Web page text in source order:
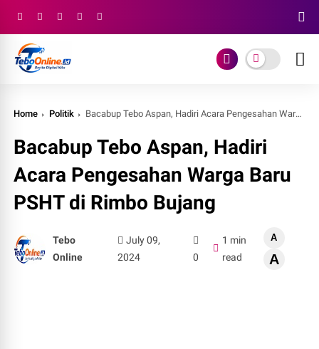
Home Politik Bacabup Tebo Aspan, Hadiri Acara Pengesahan Warga Baru PSHT di Rimbo Bujang
Bacabup Tebo Aspan, Hadiri
Acara Pengesahan Warga Baru
PSHT di Rimbo Bujang
Tebo
Online
July 09,
2024
0
1 min
read
A
A